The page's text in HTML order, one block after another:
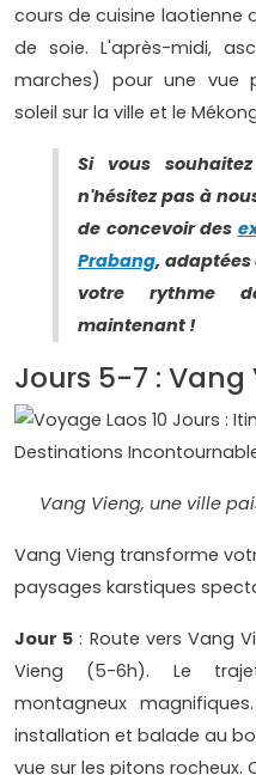
cours de cuisine laotienne
de soie. L'après-midi,
marches) pour une vue
soleil sur la ville et le
Si vous
n'hésitez pas à
de concevoir des
Prabang, adaptées
votre rythme
maintenant !
Jours 5-7 :
Vang Vieng, une ville
Vang Vieng transforme
paysages karstiques
Jour 5 : Route vers Vang
Vieng (5-6h). Le
montagneux
installation et balade au
vue sur les pitons rocheux.